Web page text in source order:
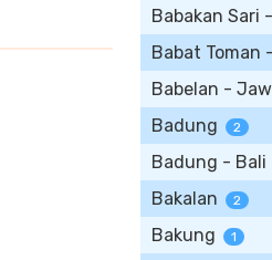
Babakan Sari
Babat Toman
Babelan -
Badung 2
Badung - Bali
Bakalan 2
Bakung 1